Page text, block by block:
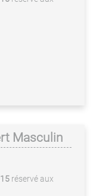
Masculin
réservé aux